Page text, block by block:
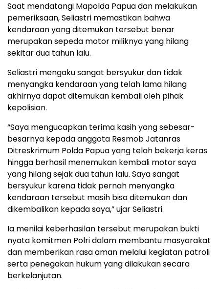
Saat mendatangi Mapolda Papua dan melakukan
pemeriksaan, Seliastri memastikan bahwa
kendaraan yang ditemukan tersebut benar
merupakan sepeda motor miliknya yang hilang
sekitar dua tahun lalu.
Seliastri mengaku sangat bersyukur dan tidak
menyangka kendaraan yang telah lama hilang
akhirnya dapat ditemukan kembali oleh pihak
kepolisian.
“Saya mengucapkan terima kasih yang sebesar-
besarnya kepada anggota Resmob Jatanras
Ditreskrimum Polda Papua yang telah bekerja keras
hingga berhasil menemukan kembali motor saya
yang hilang sejak dua tahun lalu. Saya sangat
bersyukur karena tidak pernah menyangka
kendaraan tersebut masih bisa ditemukan dan
dikembalikan kepada saya,” ujar Seliastri.
Ia menilai keberhasilan tersebut merupakan bukti
nyata komitmen Polri dalam membantu masyarakat
dan memberikan rasa aman melalui kegiatan patroli
serta penegakan hukum yang dilakukan secara
berkelanjutan.